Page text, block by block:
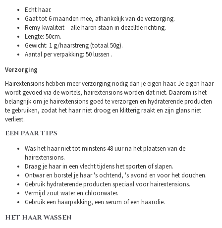
Echt haar.
Gaat tot 6 maanden mee, afhankelijk van de verzorging.
Remy-kwaliteit – alle haren staan in dezelfde richting.
Lengte: 50cm.
Gewicht: 1 g/haarstreng (totaal 50g).
Aantal per verpakking: 50 lussen .
Verzorging
Hairextensions hebben meer verzorging nodig dan je eigen haar. Je eigen haar
wordt gevoed via de wortels, hairextensions worden dat niet. Daarom is het
belangrijk om je hairextensions goed te verzorgen en hydraterende producten
te gebruiken, zodat het haar niet droog en klitterig raakt en zijn glans niet
verliest.
EEN PAAR TIPS
Was het haar niet tot minstens 48 uur na het plaatsen van de
hairextensions.
Draag je haar in een vlecht tijdens het sporten of slapen.
Ontwar en borstel je haar 's ochtend, 's avond en voor het douchen.
Gebruik hydraterende producten speciaal voor hairextensions.
Vermijd zout water en chloorwater.
Gebruik een haarpakking, een serum of een haarolie.
HET HAAR WASSEN